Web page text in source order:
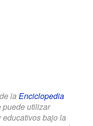
la Enciclopedia
puede utilizar
bajo la